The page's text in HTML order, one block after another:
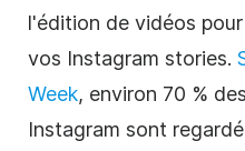
l'édition de vidéos pour
vos Instagram stories.
Week, environ 70 %
Instagram sont